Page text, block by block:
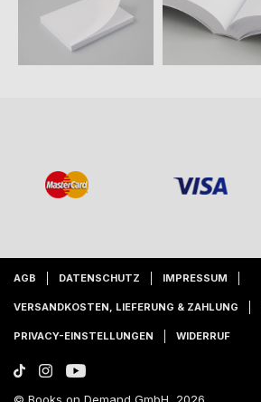
AGB DATENSCHUTZ IMPRESSUM
VERSANDKOSTEN, LIEFERUNG & ZAHLUNG
PRIVACY-EINSTELLUNGEN WIDERRUF